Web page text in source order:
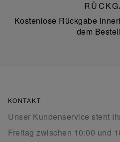
Kostenlose Rückgabe
dem
KONTAKT
Unser Kundenservice steht
Freitag zwischen 10:00 und